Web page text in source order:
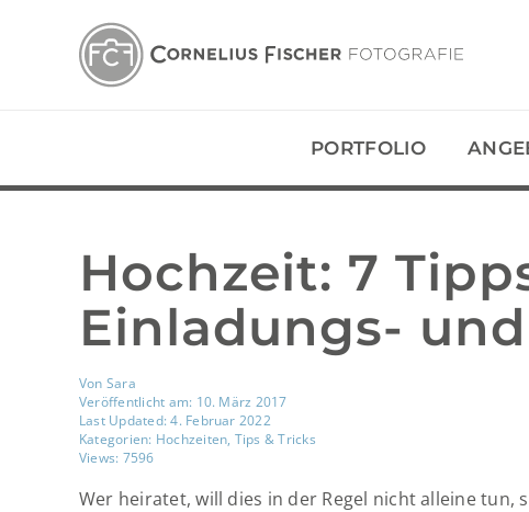
PORTFOLIO
Hochzeit: 7
Einladungs-
Von Sara
Veröffentlicht am: 10. März 2017
Last Updated: 4. Februar 2022
Kategorien: Hochzeiten, Tips & Tricks
Views: 7596
Wer heiratet, will dies in der Regel nicht alleine tun,